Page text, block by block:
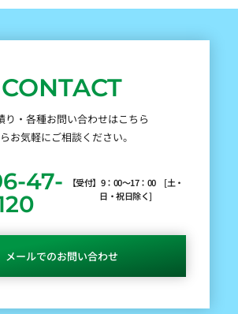
CONTACT
り・各種お問い合わせはこちら
お気軽にご相談ください。
47-
【受付】9：00～17：00 [土・
日・祝日除く]
メールでのお問い合わせ